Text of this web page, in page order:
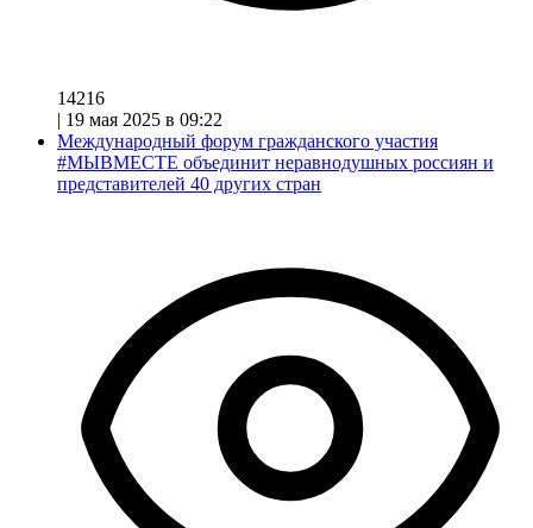
14216
| 19 мая 2025 в 09:22
Международный форум гражданского участия
#МЫВМЕСТЕ объединит неравнодушных россиян и
представителей 40 других стран